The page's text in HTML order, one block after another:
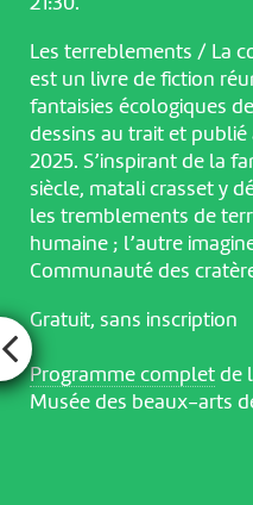
Les terreblements / La
est un livre de fiction
fantaisies écologiques
dessins au trait et publié
2025. S’inspirant de la
siècle, matali crasset y
les tremblements de
humaine ; l’autre
Communauté des
Gratuit, sans inscription
Programme completde
Musée des beaux-arts